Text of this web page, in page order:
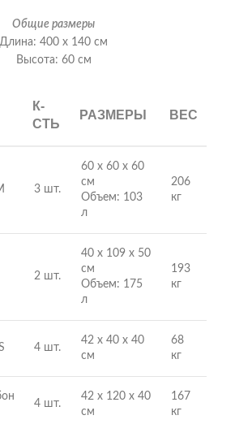
Общие размеры
Длина: 400 х 140 см
Высота: 60 см
К-
СТЬ
РАЗМЕРЫ ВЕС
3 шт.
60 х 60 х 60
см
Объем: 103
л
206
кг
2 шт.
40 х 109 х 50
см
Объем: 175
л
193
кг
4 шт.
42 х 40 х 40
см
68
кг
4 шт.
42 х 120 х 40
см
167
кг